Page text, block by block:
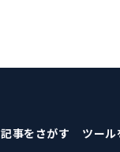
記事をさがす ツール